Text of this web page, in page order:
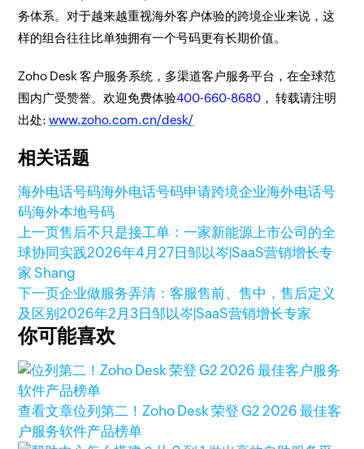
务体系。对于越来越重视海外客户体验的跨境企业来说，这
样的组合往往比单独拥有一个号码更有长期价值。
Zoho Desk 客户服务系统，多渠道客户服务平台，在全球范
围内广受赞誉。欢迎免费体验400-660-8680 ， 转载请注明
出处:www.zoho.com.cn/desk/
相关话题
海外电话号码海外电话号码申请跨境企业海外电话号
码海外本地号码
上一页售后不只是接工单：一家新能源上市公司的全
球协同实践2026年4月27日邹以岑|SaaS营销增长专
家 Shang
下一页企业做服务弄清：客服售前、售中，售后定义
及区别2026年2月3日邹以岑|SaaS营销增长专家
你可能喜欢
查看文章位列第二！Zoho Desk 荣登 G2 2026 最佳客
户服务软件产品榜单